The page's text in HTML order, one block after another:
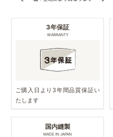
3年保証
WARRANTY
ご購入日より3年間品質保証い
たします
国内縫製
MADE IN JAPAN